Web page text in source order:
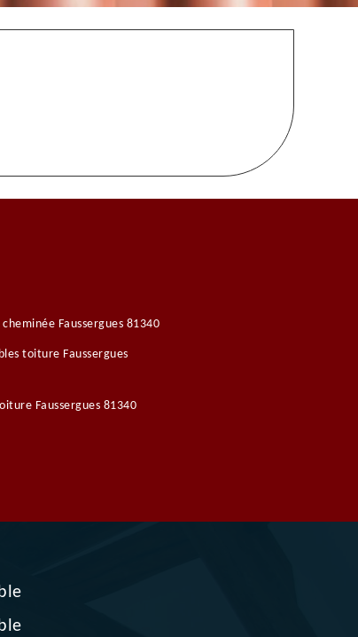
Faussergues 81340
toiture Faussergues
Faussergues 81340